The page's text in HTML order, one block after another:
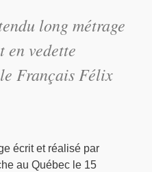
long métrage
en vedette
Français Félix
écrit et réalisé par
au Québec le 15